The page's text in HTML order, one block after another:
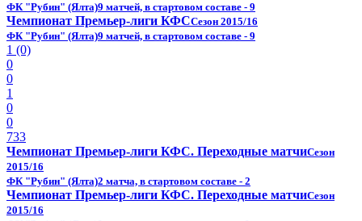
ФК "Рубин" (Ялта)9 матчей, в стартовом составе - 9
Чемпионат Премьер-лиги КФССезон 2015/16
ФК "Рубин" (Ялта)9 матчей, в стартовом составе - 9
1 (0)
0
0
1
0
0
733
Чемпионат Премьер-лиги КФС. Переходные матчиСезон
2015/16
ФК "Рубин" (Ялта)2 матча, в стартовом составе - 2
Чемпионат Премьер-лиги КФС. Переходные матчиСезон
2015/16